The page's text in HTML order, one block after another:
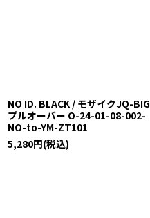
NO ID. BLACK / モザイクJQ-BIG
プルオーバー O-24-01-08-002-
NO-to-YM-ZT101
5,280円(税込)